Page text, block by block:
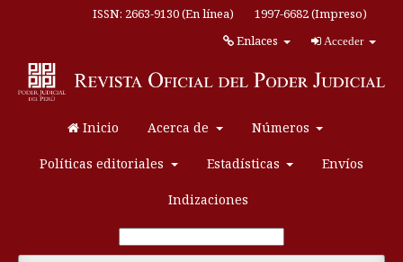
Inicio Acerca de Números
Políticas editoriales Estadísticas Envíos
Indizaciones
ISSN: 2663-9130 (En línea)
1997-6682 (Impreso)
Enlaces
Acceder